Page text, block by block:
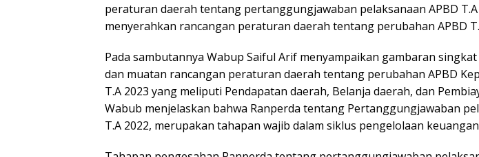
peraturan daerah tentang pertanggungjawaban pelaksanaan APBD
menyerahkan rancangan peraturan daerah tentang perubahan APBD
Pada sambutannya Wabup Saiful Arif menyampaikan gambaran
dan muatan rancangan peraturan daerah tentang perubahan APBD
T.A 2023 yang meliputi Pendapatan daerah, Belanja daerah, dan
Wabub menjelaskan bahwa Ranperda tentang Pertanggungjawaban
T.A 2022, merupakan tahapan wajib dalam siklus pengelolaan